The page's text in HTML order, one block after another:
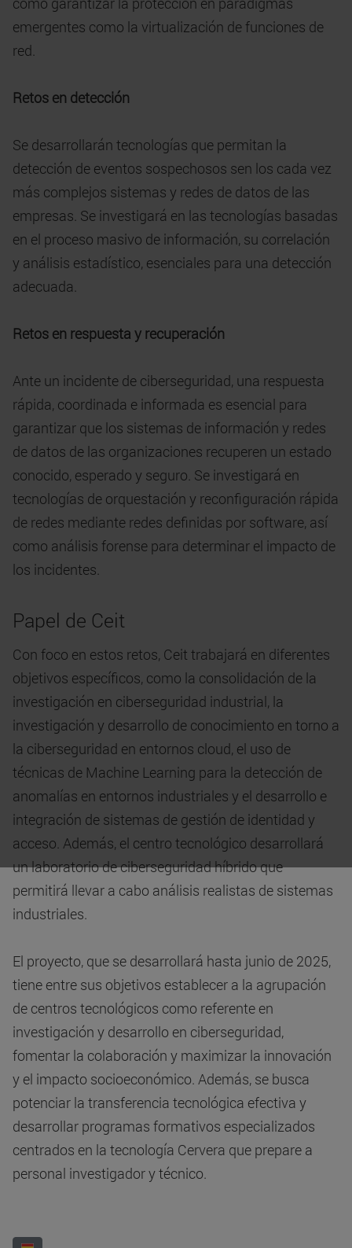
emergentes como la virtualización de funciones de
red.
Retos en detección
Se desarrollarán tecnologías que permitan la
detección de eventos sospechosos sen los cada vez
más complejos sistemas y redes de datos de las
empresas. Se investigará en las tecnologías basadas
en el proceso masivo de información, su correlación
y análisis estadístico, esenciales para una detección
adecuada.
Retos en respuesta y recuperación
Ante un incidente de ciberseguridad, una respuesta
rápida, coordinada e informada es esencial para
garantizar que los sistemas de información y redes
de datos de las organizaciones recuperen un estado
conocido, esperado y seguro. Se investigará en
tecnologías de orquestación y reconfiguración rápida
de redes mediante redes definidas por software, así
como análisis forense para determinar el impacto de
los incidentes.
Papel de Ceit
Con foco en estos retos, Ceit trabajará en diferentes
objetivos específicos, como la consolidación de la
investigación en ciberseguridad industrial, la
investigación y desarrollo de conocimiento en torno a
la ciberseguridad en entornos cloud, el uso de
técnicas de Machine Learning para la detección de
anomalías en entornos industriales y el desarrollo e
integración de sistemas de gestión de identidad y
acceso. Además, el centro tecnológico desarrollará
un laboratorio de ciberseguridad híbrido que
permitirá llevar a cabo análisis realistas de sistemas
industriales.
El proyecto, que se desarrollará hasta junio de 2025,
tiene entre sus objetivos establecer a la agrupación
de centros tecnológicos como referente en
investigación y desarrollo en ciberseguridad,
fomentar la colaboración y maximizar la innovación
y el impacto socioeconómico. Además, se busca
potenciar la transferencia tecnológica efectiva y
desarrollar programas formativos especializados
centrados en la tecnología Cervera que prepare a
personal investigador y técnico.